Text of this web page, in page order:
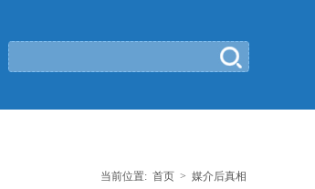
当前位置: 首页 > 媒介后真相